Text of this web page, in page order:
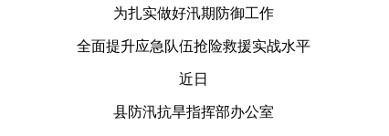
为扎实做好汛期防御工作
全面提升应急队伍抢险救援实战水平
近日
县防汛抗旱指挥部办公室